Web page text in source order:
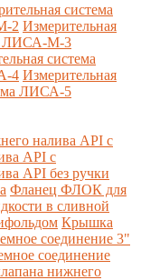
система
2 Измерительная
ЛИСА-М-3
система
4 Измерительная
ЛИСА-5
налива API с
API с
API без ручки
Фланец ФЛОК для
в сливной
Крышка
соединение 3"
соединение
нижнего